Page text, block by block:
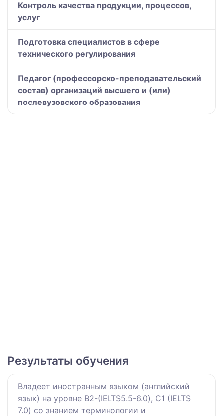
Контроль качества продукции, процессов,
услуг
Подготовка специалистов в сфере
технического регулирования
Педагог (профессорско-преподавательский
состав) организаций высшего и (или)
послевузовского образования
Результаты обучения
Владеет иностранным языком (английский
язык) на уровне В2-(IELTS5.5-6.0), С1 (IELTS
7.0) со знанием терминологии и